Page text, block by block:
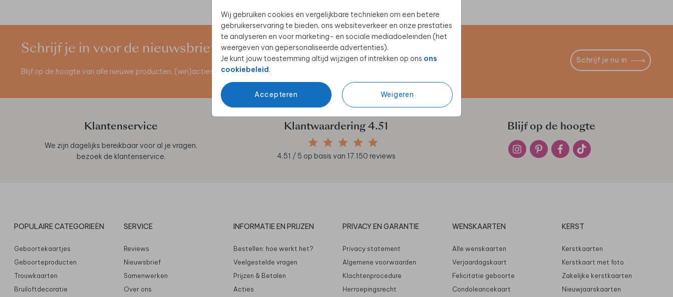
Wij gebruiken cookies en vergelijkbare technieken om een betere
gebruikerservaring te bieden, ons websiteverkeer en onze prestaties
te analyseren en voor marketing- en sociale mediadoeleinden (het
weergeven van gepersonaliseerde advertenties).
Je kunt jouw toestemming altijd wijzigen of intrekken op ons ons
cookiebeleid.
Accepteren Weigeren
Schrijf je in voor de nieuwsbrief
Blijf op de hoogte van alle nieuwe producten, (win)acties en unieke samenwerkingen!
Schrijf je nu in
Klantenservice
We zijn dagelijks bereikbaar voor al je vragen,
bezoek de klantenservice.
Klantwaardering4.51
4.51 / 5 op basis van 17.150 reviews
Blijf op de hoogte
POPULAIRE CATEGORIEËN
Geboortekaartjes
Geboorteproducten
Trouwkaarten
Bruiloftdecoratie
SERVICE
Reviews
Nieuwsbrief
Samenwerken
Over ons
INFORMATIE EN PRIJZEN
Bestellen: hoe werkt het?
Veelgestelde vragen
Prijzen & Betalen
Acties
PRIVACY EN GARANTIE
Privacy statement
Algemene voorwaarden
Klachtenprocedure
Herroepingsrecht
WENSKAARTEN
Alle wenskaarten
Verjaardagskaart
Felicitatie geboorte
Condoleancekaart
KERST
Kerstkaarten
Kerstkaart met foto
Zakelijke kerstkaarten
Nieuwjaarskaarten